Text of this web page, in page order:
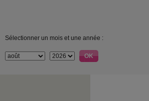
Sélectionner un mois et une année :